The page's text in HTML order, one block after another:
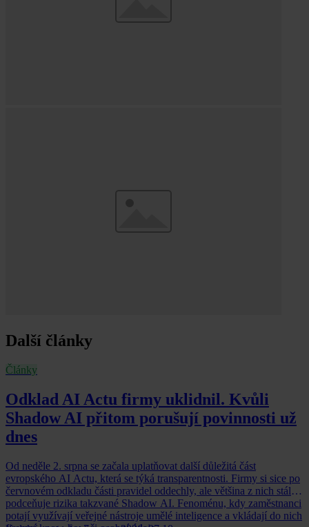
Další články
Články
Odklad AI Actu firmy uklidnil. Kvůli
Shadow AI přitom porušují povinnosti už
dnes
Od neděle 2. srpna se začala uplatňovat další důležitá část
evropského AI Actu, která se týká transparentnosti. Firmy si sice po
červnovém odkladu části pravidel oddechly, ale většina z nich stále
podceňuje rizika takzvané Shadow AI. Fenoménu, kdy zaměstnanci
potají využívají veřejné nástroje umělé inteligence a vkládají do nich